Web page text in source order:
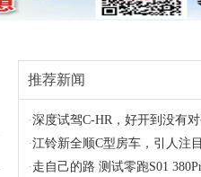
推荐新闻
·深度试驾C-HR，好开到没有
·江铃新全顺C型房车，引人注
· 走自己的路 测试零跑S01